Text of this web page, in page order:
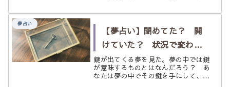
ている時、電車に乗っている時、車を
いる時、思わず目を奪われるような魅
力的...
夢占い
【夢占い】閉めてた？ 開
けていた？ 状況で変わる
好転の兆し。夢の中での
《鍵》の意味とは？
鍵が出てくる夢を見た。夢の中では鍵
が意味するものとはなんだろう？ あ
なたは夢の中でその鍵を手にして、何